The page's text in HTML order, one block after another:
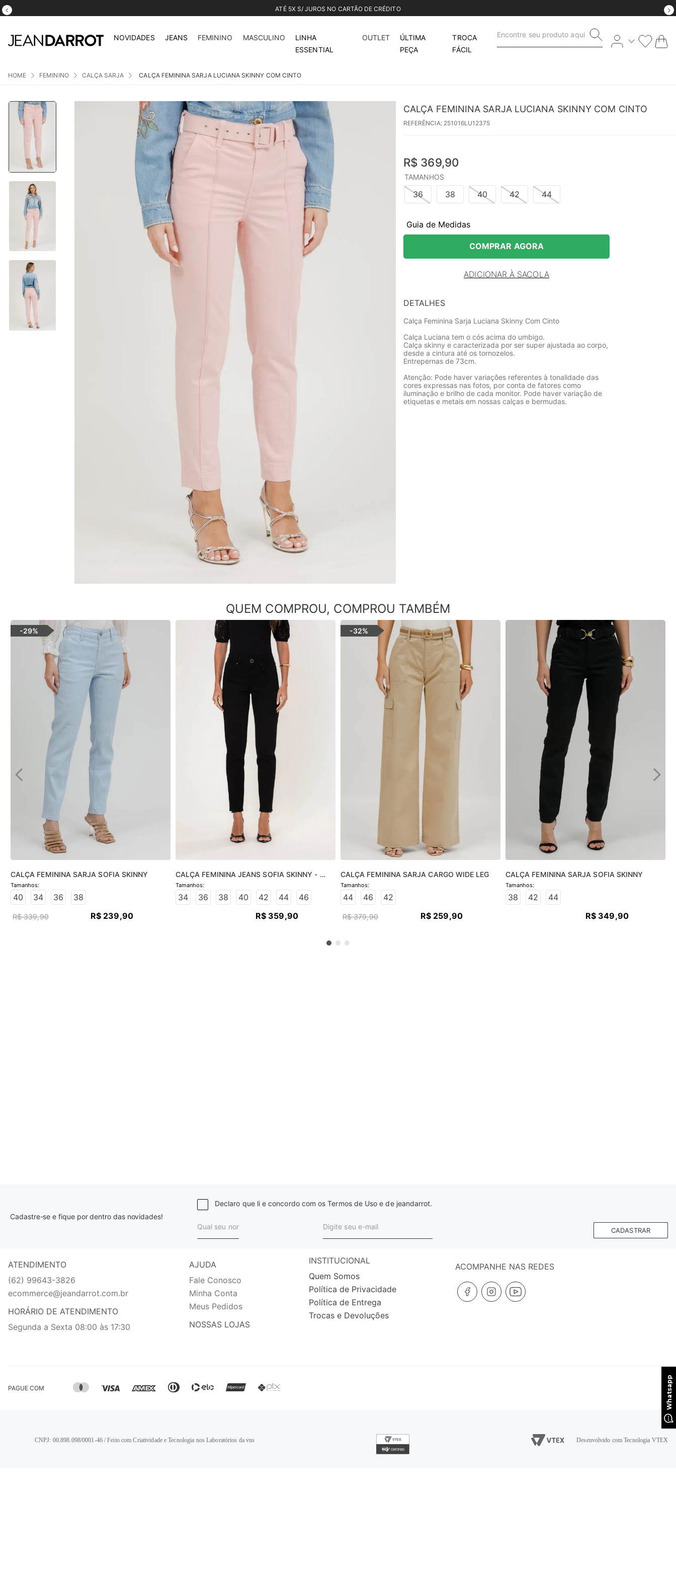
ATÉ 5X S/ JUROS NO CARTÃO DE CRÉDITO
NOVIDADES JEANS FEMININO MASCULINO
LINHA
ESSENTIAL
OUTLET
ÚLTIMA
PEÇA
TROCA
FÁCIL
Encontre seu produto aqui
FEMININO CALÇA SARJA CALÇA FEMININA SARJA LUCIANA SKINNY COM CINTO
CALÇA FEMININA SARJA LUCIANA SKINNY COM CINTO
REFERÊNCIA: 251016LU12375
R$ 369,90
TAMANHOS
36 38 40 42 44
Guia de Medidas
COMPRAR AGORA
ADICIONAR À SACOLA
DETALHES
Calça Feminina Sarja Luciana Skinny Com Cinto
Calça Luciana tem o cós acima do umbigo.
Calça skinny e caracterizada por ser super ajustada ao corpo,
desde a cintura até os tornozelos.
Entrepernas de 73cm.
Atenção: Pode haver variações referentes à tonalidade das
cores expressas nas fotos, por conta de fatores como
iluminação e brilho de cada monitor. Pode haver variação de
etiquetas e metais em nossas calças e bermudas.
QUEM COMPROU, COMPROU TAMBÉM
-29%
CALÇA FEMININA SARJA SOFIA SKINNY
40 34 36 38
R$ 339,90 R$ 239,90
CALÇA FEMININA JEANS SOFIA SKINNY -
PRETO
34 36 38 40 42 44
46
R$ 359,90
-32%
CALÇA FEMININA SARJA CARGO WIDE LEG
44 46 42
R$ 379,90 R$ 259,90
CALÇA FEMININA SARJA SOFIA SKINNY
38 42
44
R$ 349,90
Cadastre-se e fique por dentro das novidades!
Declaro que li e concordo com os Termos de Uso e de jeandarrot.
CADASTRAR
ATENDIMENTO
(62) 99643-3826
ecommerce@jeandarrot.com.br
HORÁRIO DE ATENDIMENTO
Segunda a Sexta 08:00 às 17:30
AJUDA
Fale Conosco
Minha Conta
Meus Pedidos
NOSSAS LOJAS
INSTITUCIONAL
Quem Somos
Política de Privacidade
Política de Entrega
Trocas e Devoluções
ACOMPANHE NAS REDES
PAGUE COM
CNPJ: 00.898.098/0001-46 / Feito com Criatividade e Tecnologia nos Laboratórios da vns Desenvolvido com Tecnologia VTEX